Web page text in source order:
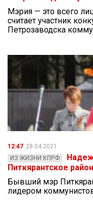
Мэрия — это всего
считает участник
Петрозаводска
12:47 28.04.2021
ИЗ ЖИЗНИ КПРФ
Питкярантское
Бывший мэр
лидером